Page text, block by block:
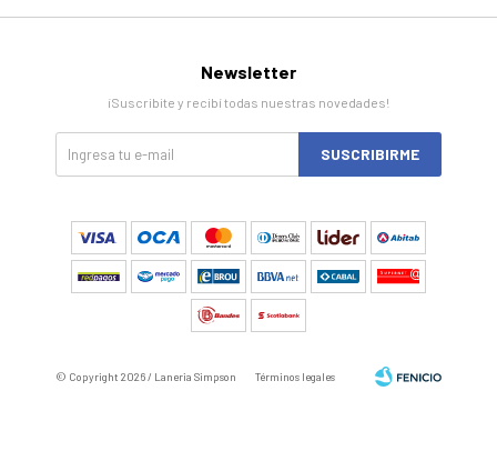
Newsletter
¡Suscribite y recibí todas nuestras novedades!
SUSCRIBIRME
© Copyright 2026 / Laneria Simpson Términos legales